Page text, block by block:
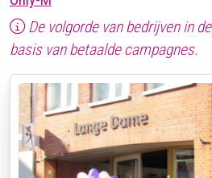
De volgorde van bedrijven in
basis van betaalde campagnes.